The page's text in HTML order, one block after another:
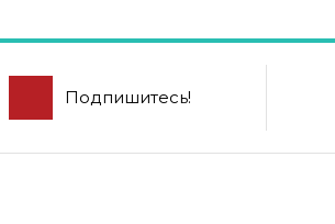
Подпишитесь!